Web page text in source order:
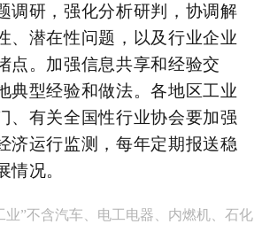
调研，强化分析研判，协调解
、潜在性问题，以及行业企业
点。加强信息共享和经验交
典型经验和做法。各地区工业
、有关全国性行业协会要加强
济运行监测，每年定期报送稳
情况。
业”不含汽车、电工电器、内燃机、石化